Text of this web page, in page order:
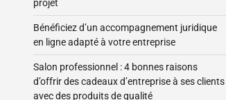
projet
Bénéficiez d’un accompagnement juridique
en ligne adapté à votre entreprise
Salon professionnel : 4 bonnes raisons
d’offrir des cadeaux d’entreprise à ses clients
avec des produits de qualité